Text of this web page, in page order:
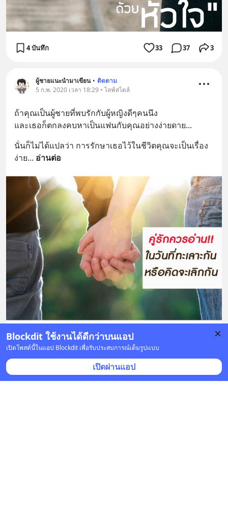
Blockdit ใช้งานได้ดีกว่าบนแอป
เปิดโพสต์นี้ในแอป Blockdit เพื่อรับประสบการณ์เต็มรูปแบบ
เปิดผ่านแอป
4 บันทึก 33 37 3
ผู้ชายแนะนำมาเขียน • ติดตาม
5 ก.พ. 2020 เวลา 18:29 • ไลฟ์สไตล์
ถ้าคุณเป็นผู้ชายที่พบรักกับผู้หญิงดีๆคนนึง
และเธอก็ตกลงคบหาเป็นแฟนกับคุณอย่างง่ายดาย...
นั่นก็ไม่ได้แปลว่า การรักษาเธอไว้ในชีวิตคุณจะเป็นเรื่อง
ง่าย... อ่านต่อ
17 บันทึก
• ติดตาม